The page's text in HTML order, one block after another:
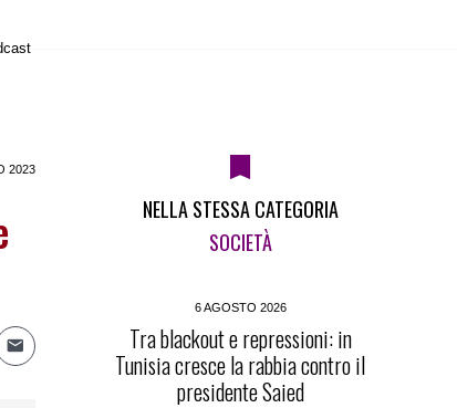
2023
NELLA STESSA CATEGORIA
SOCIETÀ
6 AGOSTO 2026
Tra blackout e repressioni: in
Tunisia cresce la rabbia contro il
presidente Saied